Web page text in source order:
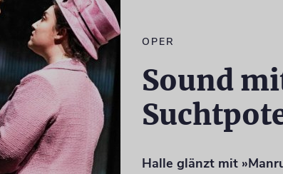
OPER
Sound
Halle glänzt mit